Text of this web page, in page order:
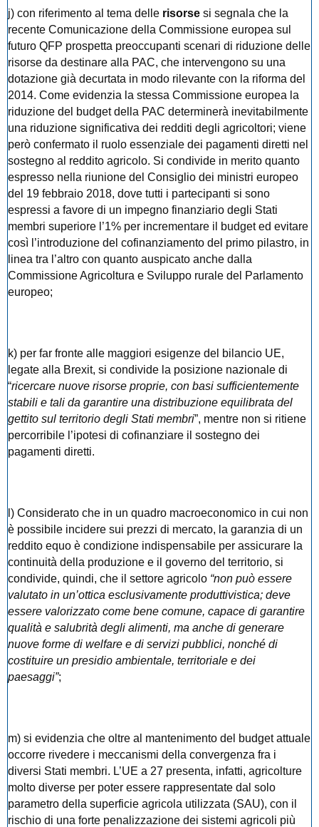
j) con riferimento al tema delle risorse si segnala che la
recente Comunicazione della Commissione europea sul
futuro QFP prospetta preoccupanti scenari di riduzione delle
risorse da destinare alla PAC, che intervengono su una
dotazione già decurtata in modo rilevante con la riforma del
2014. Come evidenzia la stessa Commissione europea la
riduzione del budget della PAC determinerà inevitabilmente
una riduzione significativa dei redditi degli agricoltori; viene
però confermato il ruolo essenziale dei pagamenti diretti nel
sostegno al reddito agricolo. Si condivide in merito quanto
espresso nella riunione del Consiglio dei ministri europeo
del 19 febbraio 2018, dove tutti i partecipanti si sono
espressi a favore di un impegno finanziario degli Stati
membri superiore l’1% per incrementare il budget ed evitare
così l’introduzione del cofinanziamento del primo pilastro, in
linea tra l’altro con quanto auspicato anche dalla
Commissione Agricoltura e Sviluppo rurale del Parlamento
europeo;
k) per far fronte alle maggiori esigenze del bilancio UE,
legate alla Brexit, si condivide la posizione nazionale di
“ricercare nuove risorse proprie, con basi sufficientemente
stabili e tali da garantire una distribuzione equilibrata del
gettito sul territorio degli Stati membri”, mentre non si ritiene
percorribile l’ipotesi di cofinanziare il sostegno dei
pagamenti diretti.
l) Considerato che in un quadro macroeconomico in cui non
è possibile incidere sui prezzi di mercato, la garanzia di un
reddito equo è condizione indispensabile per assicurare la
continuità della produzione e il governo del territorio, si
condivide, quindi, che il settore agricolo “non può essere
valutato in un’ottica esclusivamente produttivistica; deve
essere valorizzato come bene comune, capace di garantire
qualità e salubrità degli alimenti, ma anche di generare
nuove forme di welfare e di servizi pubblici, nonché di
costituire un presidio ambientale, territoriale e dei
paesaggi”;
m) si evidenzia che oltre al mantenimento del budget attuale
occorre rivedere i meccanismi della convergenza fra i
diversi Stati membri. L’UE a 27 presenta, infatti, agricolture
molto diverse per poter essere rappresentate dal solo
parametro della superficie agricola utilizzata (SAU), con il
rischio di una forte penalizzazione dei sistemi agricoli più